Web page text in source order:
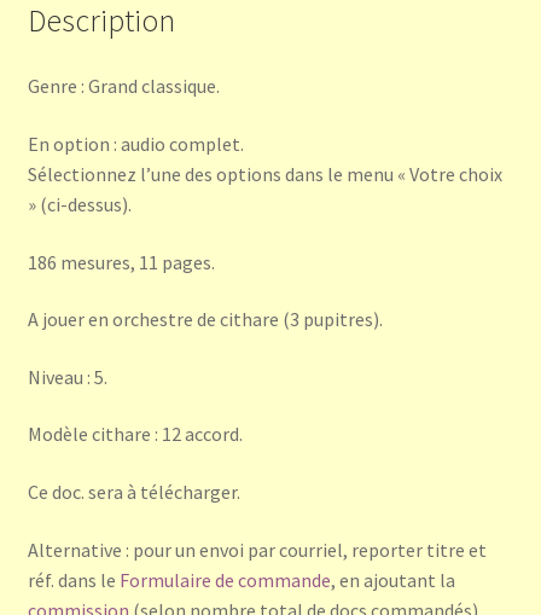
Description
Genre : Grand classique.
En option : audio complet.
Sélectionnez l’une des options dans le menu « Votre choix
» (ci-dessus).
186 mesures, 11 pages.
A jouer en orchestre de cithare (3 pupitres).
Niveau : 5.
Modèle cithare : 12 accord.
Ce doc. sera à télécharger.
Alternative : pour un envoi par courriel, reporter titre et
réf. dans le Formulaire de commande, en ajoutant la
commission (selon nombre total de docs commandés).